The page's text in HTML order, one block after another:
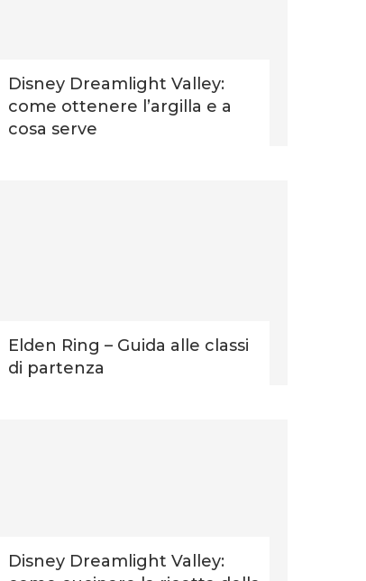
Disney Dreamlight Valley:
come ottenere l’argilla e a
cosa serve
Elden Ring – Guida alle classi
di partenza
Disney Dreamlight Valley: